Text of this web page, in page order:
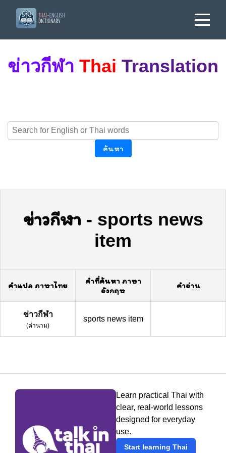
ข่าวกีฬา Thai Translation
ค้นหา
ข่าวกีฬา - sports news
item
คำแปล ภาษาไทย
คำที่ค้นหา ภาษา
อังกฤษ
คำอ่าน
ข่าวกีฬา
(คำนาม)
sports news item
Learn practical Thai with
clear, real-world lessons
designed for everyday
use.
Start learning Thai